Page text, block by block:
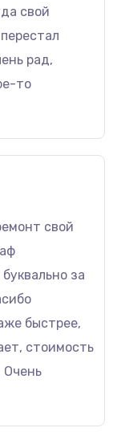
свой
рад,
то
свой
за
быстрее,
стоимость
Очень